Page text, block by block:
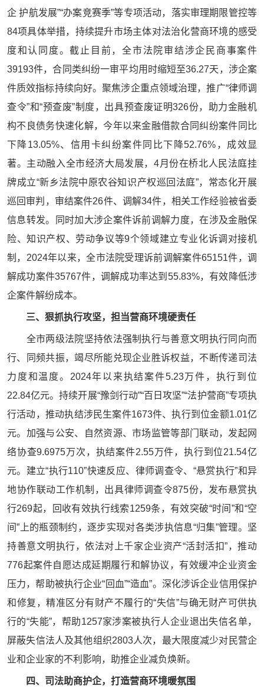
企 护航发展”“办案竞赛季”等专项活动，落实审理期限管控等
84项具体举措，持续提升市场主体对法治化营商环境的感受
度和认同度。截止目前，全市法院审结涉企民商事案件
39193件，合同类纠纷一审平均用时缩短至36.27天，涉企案
件质效指标持续向好。聚焦涉企重点领域治理，推广“律师调
查令”和“预查废”制度，出具预查废证明326份，助力金融机
构不良债务快速化解，今年以来金融借款合同纠纷案件同比
下降13.05%、信用卡纠纷案件同比下降52.76%，成效显
著。主动融入全市经济大局发展，4月份在桥北人民法庭挂
牌成立“新乡法院中原农谷知识产权巡回法庭”，常态化开展
巡回审判，审结案件26件、调解34件，相关工作经验被省委
信息转发。同时加大涉企案件诉前调解力度，在涉及金融保
险、知识产权、劳动争议等9个领域建立专业化诉调对接机
制，2024年以来，全市法院受理诉前调解案件65151件，调
解成功案件35767件，调解成功率达到55.83%，有效降低涉
企案件解纷成本。
三、狠抓执行攻坚，担当营商环境硬责任
全市两级法院坚持依法强制执行与善意文明执行同向而
行、同频共振，竭尽所能兑现企业胜诉权益，不断传递司法
力度和温度。2024年以来执结案件5.23万件，执行到位
22.84亿元。持续开展“豫剑行动”“百日攻坚”“法护营商”专项执
行活动，推动执结涉民生案件1673件、执行到位金额1.01亿
元。加强与公安、自然资源、市场监管等部门联动，发起网
络协查9.6975万次，执结案件2.55万件，执行到位21.54亿
元。建立“执行110”快速反应、律师调查令、“悬赏执行”和异
地协作联动工作机制，出具律师调查令875份，发布悬赏执
行269起，回收有效执行线索1259条，有效突破“时间”和“空
间”上的瓶颈制约，逐步实现对各类涉执信息“归集”管理。坚
持善意文明执行，依法对上千家企业资产“活封活扣”，推动
776起案件自愿达成延期履行和解协议，有效缓冲企业资金
压力，帮助被执行企业“回血”“造血”。深化涉诉企业信用保护
和修复，精准区分有财产不履行的“失信”与确无财产可供执
行的“失能”，帮助1257家涉案被执行人企业退出失信名单，
屏蔽失信法人及其他组织2803人次，最大限度减少对民营企
业和企业家的不利影响，助推企业减负焕新。
四、司法助商护企，打造营商环境暖氛围